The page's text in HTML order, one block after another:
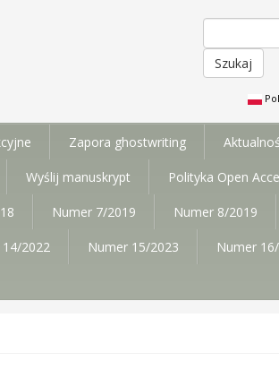
Szukaj
Zapora ghostwriting
Wyślij manuskrypt Polityka Open
Numer 7/2019 Numer 8/2019
2022 Numer 15/2023 Numer